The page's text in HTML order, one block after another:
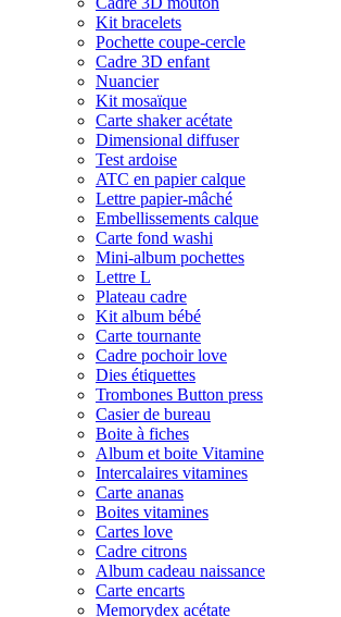
Kit bracelets
Pochette coupe-cercle
Cadre 3D enfant
Nuancier
Kit mosaïque
Carte shaker acétate
Dimensional diffuser
Test ardoise
ATC en papier calque
Lettre papier-mâché
Embellissements calque
Carte fond washi
Mini-album pochettes
Lettre L
Plateau cadre
Kit album bébé
Carte tournante
Cadre pochoir love
Dies étiquettes
Trombones Button press
Casier de bureau
Boite à fiches
Album et boite Vitamine
Intercalaires vitamines
Carte ananas
Boites vitamines
Cartes love
Cadre citrons
Album cadeau naissance
Carte encarts
Memorydex acétate